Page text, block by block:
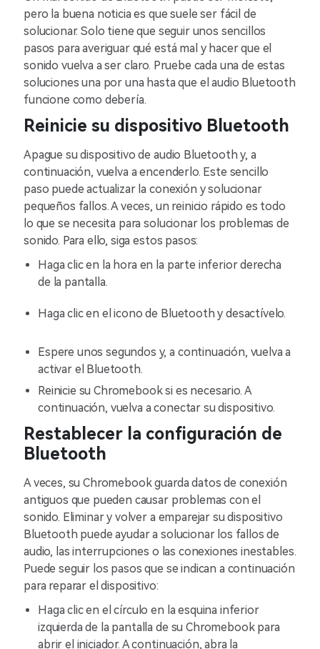
pero la buena noticia es que suele ser fácil de
solucionar. Solo tiene que seguir unos sencillos
pasos para averiguar qué está mal y hacer que el
sonido vuelva a ser claro. Pruebe cada una de estas
soluciones una por una hasta que el audio Bluetooth
funcione como debería.
Reinicie su dispositivo Bluetooth
Apague su dispositivo de audio Bluetooth y, a
continuación, vuelva a encenderlo. Este sencillo
paso puede actualizar la conexión y solucionar
pequeños fallos. A veces, un reinicio rápido es todo
lo que se necesita para solucionar los problemas de
sonido. Para ello, siga estos pasos:
Haga clic en la hora en la parte inferior derecha
de la pantalla.
Haga clic en el icono de Bluetooth y desactívelo.
Espere unos segundos y, a continuación, vuelva a
activar el Bluetooth.
Reinicie su Chromebook si es necesario. A
continuación, vuelva a conectar su dispositivo.
Restablecer la configuración de
Bluetooth
A veces, su Chromebook guarda datos de conexión
antiguos que pueden causar problemas con el
sonido. Eliminar y volver a emparejar su dispositivo
Bluetooth puede ayudar a solucionar los fallos de
audio, las interrupciones o las conexiones inestables.
Puede seguir los pasos que se indican a continuación
para reparar el dispositivo:
Haga clic en el círculo en la esquina inferior
izquierda de la pantalla de su Chromebook para
abrir el iniciador. A continuación, abra la